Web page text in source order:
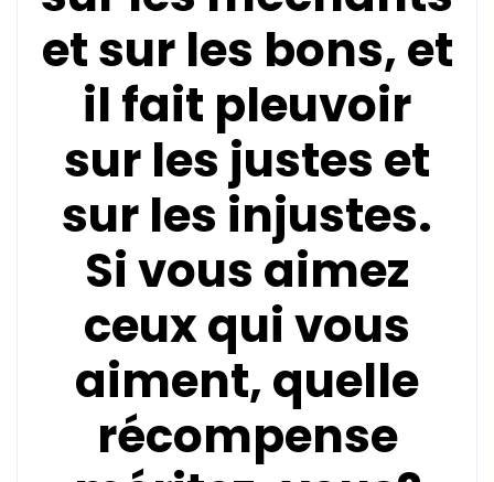
et sur les bons, et
il fait pleuvoir
sur les justes et
sur les injustes.
Si vous aimez
ceux qui vous
aiment, quelle
récompense